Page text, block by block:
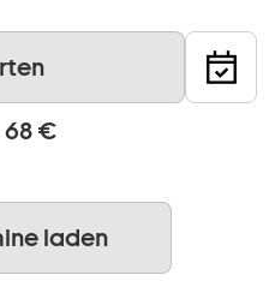
68 €
laden